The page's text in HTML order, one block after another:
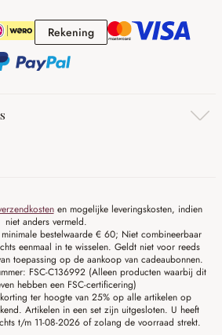
RekeningRekening
en mogelijke leveringskosten, indien
niet anders vermeld.
bestelwaarde € 60; Niet combineerbaar
eenmaal in te wisselen. Geldt niet voor reeds
toepassing op de aankoop van cadeaubonnen.
FSC-C136992 (Alleen producten waarbij dit
hebben een FSC-certificering)
ter hoogte van 25% op alle artikelen op
Artikelen in een set zijn uitgesloten. U heeft
t/m 11-08-2026 of zolang de voorraad strekt.